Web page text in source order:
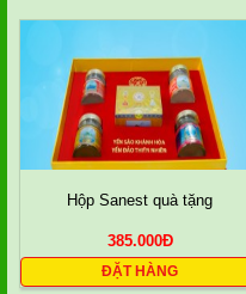
Hộp Sanest quà tặng
385.000Đ
ĐẶT HÀNG